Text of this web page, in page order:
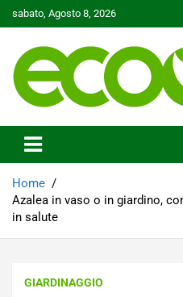
to
sabato, Agosto 8, 2026
Ecoo.it
Home
Azalea in vaso o in giardino,
in salute
GIARDINAGGIO